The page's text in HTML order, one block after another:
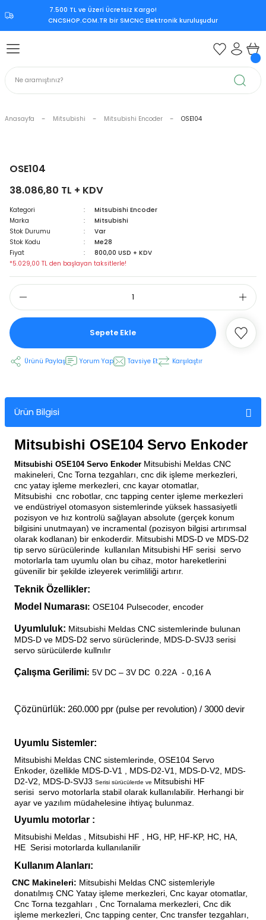
7.500 TL ve Üzeri Ücretsiz Kargo!‎
CNCSHOP.COM.TR ‎bir SMCNC Elektronik kuruluşudur
Geri Dön
Ünitesi
Panelleri
Kablo
Geri Dön
Ünitesi
Mitsubishi CNC Kontrol
Mori Seiki CNC Kontrol Ünitesi
Sürücü
Supply
Motor
Yuvası
Kablo
Kablo
Membranı
PLG Encoder
Geri Dön
Geri Dön
Anasayfa Mitsubishi Mitsubishi Encoder OSE104
OSE104
38.086,80 TL + KDV
Kategori
Mitsubishi Encoder
Marka
Mitsubishi
Stok Durumu
Var
Stok Kodu
Me28
Fiyat
800,00 USD + KDV
*5.029,00 TL den başlayan taksitlerle!
Sepete Ekle
Ürünü Paylaş Yorum Yap Tavsiye Et Karşılaştır
Ürün Bilgisi
Mitsubishi OSE104 Servo Enkoder
Mitsubishi OSE104 Servo Enkoder Mitsubishi Meldas CNC
makineleri, Cnc Torna tezgahları, cnc dik işleme merkezleri,
cnc yatay işleme merkezleri, cnc kayar otomatlar,
Mitsubishi cnc robotlar, cnc tapping center işleme merkezleri
ve endüstriyel otomasyon sistemlerinde yüksek hassasiyetli
pozisyon ve hız kontrolü sağlayan absolute (gerçek konum
bilgisini unutmayan) ve incramental (pozisyon bilgisi artırımsal
olarak kodlanan) bir enkoderdir. Mitsubishi MDS-D ve MDS-D2
tip servo sürücülerinde kullanılan Mitsubishi HF serisi servo
motorlarla tam uyumlu olan bu cihaz, motor hareketlerini
güvenilir bir şekilde izleyerek verimliliği artırır.
Teknik Özellikler:
Model Numarası: OSE104 Pulsecoder, encoder
Uyumluluk: Mitsubishi Meldas CNC sistemlerinde bulunan
MDS-D ve MDS-D2 servo sürüclerinde, MDS-D-SVJ3 serisi
servo sürücülerde kullnılır
Çalışma Gerilimi: 5V DC – 3V DC 0.22A - 0,16 A
Çözünürlük: 260.000 ppr (pulse per revolution) / 3000 devir
Uyumlu Sistemler:
Mitsubishi Meldas CNC sistemlerinde, OSE104 Servo
Enkoder, özellikle MDS-D-V1 , MDS-D2-V1, MDS-D-V2, MDS-
D2-V2, MDS-D-SVJ3 Serisi sürücülerde ve Mitsubishi HF
serisi servo motorlarla stabil olarak kullanılabilir. Herhangi bir
ayar ve yazılım müdahelesine ihtiyaç bulunmaz.
Uyumlu motorlar :
Mitsubishi Meldas , Mitsubishi HF , HG, HP, HF-KP, HC, HA,
HE Serisi motorlarda kullanılanilir
Kullanım Alanları:
CNC Makineleri: Mitsubishi Meldas CNC sistemleriyle
donatılmış CNC Yatay işleme merkezleri, Cnc kayar otomatlar,
Cnc Torna tezgahları , Cnc Tornalama merkezleri, Cnc dik
işleme merkezleri, Cnc tapping center, Cnc transfer tezgahları,